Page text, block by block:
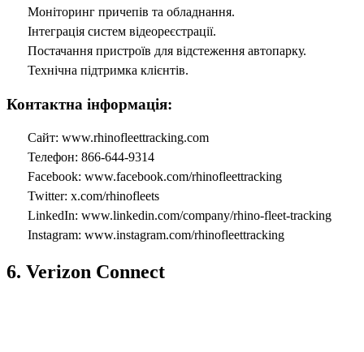
Моніторинг причепів та обладнання.
Інтеграція систем відеореєстрації.
Постачання пристроїв для відстеження автопарку.
Технічна підтримка клієнтів.
Контактна інформація:
Сайт: www.rhinofleettracking.com
Телефон: 866-644-9314
Facebook: www.facebook.com/rhinofleettracking
Twitter: x.com/rhinofleets
LinkedIn: www.linkedin.com/company/rhino-fleet-tracking
Instagram: www.instagram.com/rhinofleettracking
6. Verizon Connect